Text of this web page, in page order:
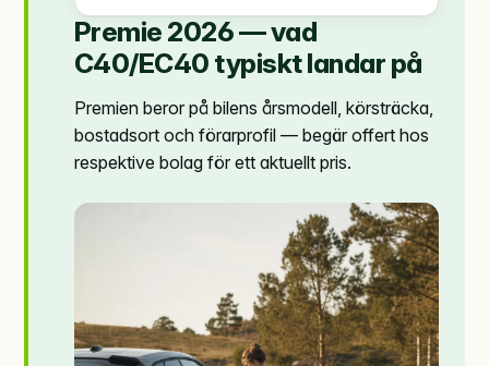
Premie 2026 — vad
C40/EC40 typiskt landar på
Premien beror på bilens årsmodell, körsträcka,
bostadsort och förarprofil — begär offert hos
respektive bolag för ett aktuellt pris.